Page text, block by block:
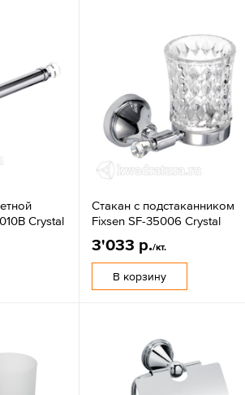
Crystal
Стакан с подстаканником
Fixsen SF-35006 Crystal
3'033 р./кт.
В корзину